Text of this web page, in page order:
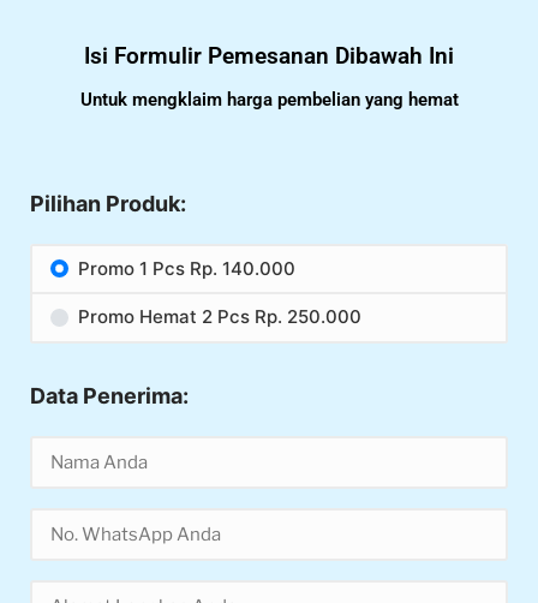
Isi Formulir Pemesanan Dibawah Ini
Untuk mengklaim harga pembelian yang hemat
Pilihan Produk:
Promo 1 Pcs Rp. 140.000
Promo Hemat 2 Pcs Rp. 250.000
Data Penerima: